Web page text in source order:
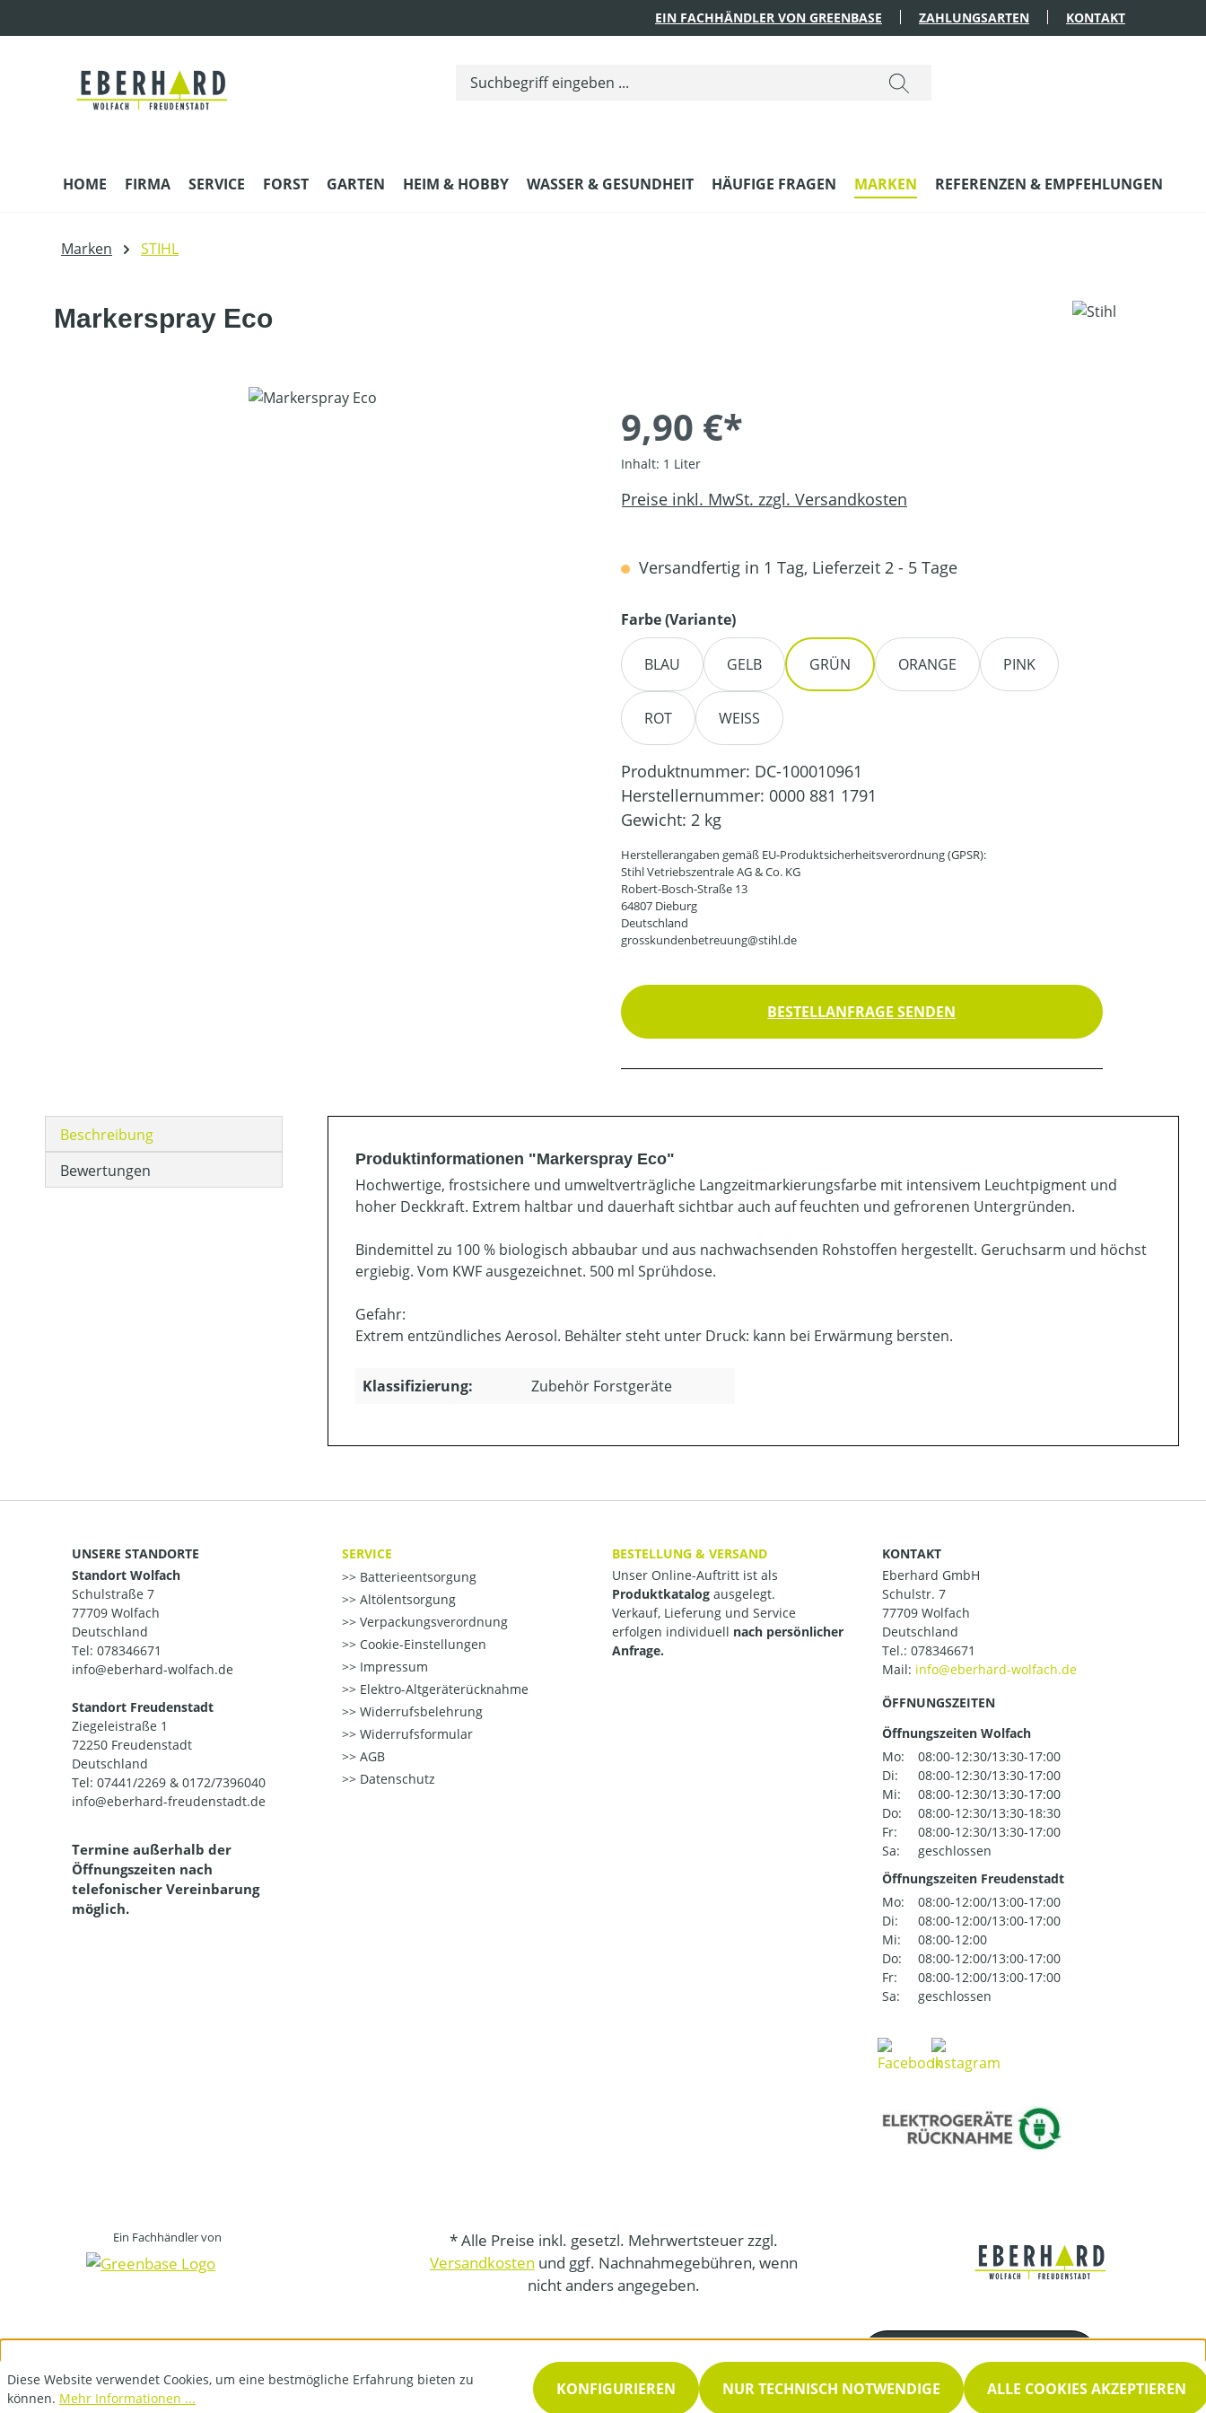
EIN FACHHÄNDLER VON GREENBASE ZAHLUNGSARTEN KONTAKT
HOME FIRMA SERVICE FORST GARTEN HEIM & HOBBY WASSER & GESUNDHEIT HÄUFIGE FRAGEN MARKEN REFERENZEN & EMPFEHLUNGEN
Marken STIHL
Markerspray Eco
9,90 €*
Inhalt: 1 Liter
Preise inkl. MwSt. zzgl. Versandkosten
Versandfertig in 1 Tag, Lieferzeit 2 - 5 Tage
Farbe (Variante)auswählen
BLAU GELB GRÜN ORANGE PINK
ROT WEISS
Produktnummer: DC-100010961
Herstellernummer: 0000 881 1791
Gewicht: 2 kg
Herstellerangaben gemäß EU-Produktsicherheitsverordnung (GPSR):
Stihl Vetriebszentrale AG & Co. KG
Robert-Bosch-Straße 13
64807 Dieburg
Deutschland
grosskundenbetreuung@stihl.de
BESTELLANFRAGE SENDEN
Beschreibung
Bewertungen
Produktinformationen "Markerspray Eco"
Hochwertige, frostsichere und umweltverträgliche Langzeitmarkierungsfarbe mit intensivem Leuchtpigment und
hoher Deckkraft. Extrem haltbar und dauerhaft sichtbar auch auf feuchten und gefrorenen Untergründen.
Bindemittel zu 100 % biologisch abbaubar und aus nachwachsenden Rohstoffen hergestellt. Geruchsarm und höchst
ergiebig. Vom KWF ausgezeichnet. 500 ml Sprühdose.
Gefahr:
Extrem entzündliches Aerosol. Behälter steht unter Druck: kann bei Erwärmung bersten.
Klassifizierung: Zubehör Forstgeräte
UNSERE STANDORTE
Standort Wolfach
Schulstraße 7
77709 Wolfach
Deutschland
Tel: 078346671
info@eberhard-wolfach.de
Standort Freudenstadt
Ziegeleistraße 1
72250 Freudenstadt
Deutschland
Tel: 07441/2269 & 0172/7396040
info@eberhard-freudenstadt.de
Termine außerhalb der
Öffnungszeiten nach
telefonischer Vereinbarung
möglich.
SERVICE
Batterieentsorgung
Altölentsorgung
Verpackungsverordnung
Cookie-Einstellungen
Impressum
Elektro-Altgeräterücknahme
Widerrufsbelehrung
Widerrufsformular
AGB
Datenschutz
BESTELLUNG & VERSAND
Unser Online-Auftritt ist als
Produktkatalog ausgelegt.
Verkauf, Lieferung und Service
erfolgen individuell nach persönlicher
Anfrage.
KONTAKT
Eberhard GmbH
Schulstr. 7
77709 Wolfach
Deutschland
Tel.: 078346671
Mail:
ÖFFNUNGSZEITEN
Öffnungszeiten Wolfach
Mo:
08:00-12:30/13:30-17:00
Di:
08:00-12:30/13:30-17:00
Mi:
08:00-12:30/13:30-17:00
Do:
08:00-12:30/13:30-18:30
Fr:
08:00-12:30/13:30-17:00
Sa:
geschlossen
Öffnungszeiten Freudenstadt
Mo:
08:00-12:00/13:00-17:00
Di:
08:00-12:00/13:00-17:00
Mi:
08:00-12:00
Do:
08:00-12:00/13:00-17:00
Fr:
08:00-12:00/13:00-17:00
Sa:
geschlossen
Ein Fachhändler von
* Alle Preise inkl. gesetzl. Mehrwertsteuer zzgl.
Versandkosten und ggf. Nachnahmegebühren, wenn
nicht anders angegeben.
07834/6671
Servicezeiten
Diese Website verwendet Cookies, um eine bestmögliche Erfahrung bieten zu
können. Mehr Informationen ... NUR TECHNISCH NOTWENDIGE
KONFIGURIEREN ALLE COOKIES AKZEPTIEREN